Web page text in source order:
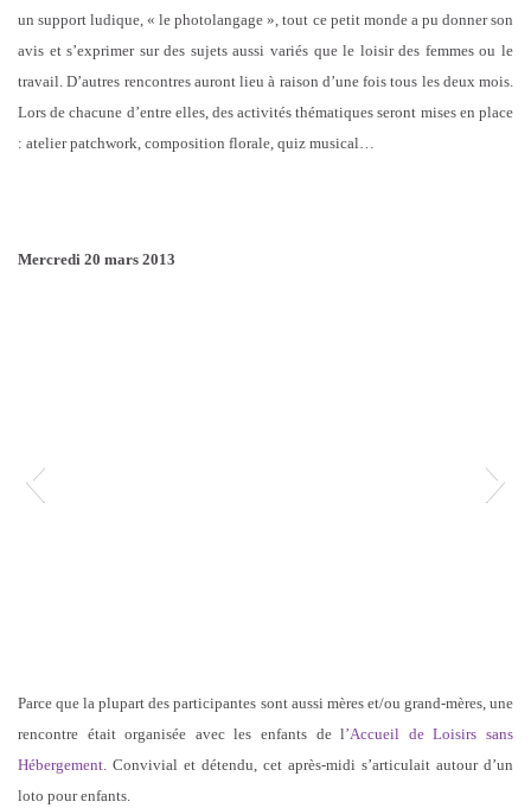
un support ludique, « le photolangage », tout ce petit monde a pu donner son
avis et s’exprimer sur des sujets aussi variés que le loisir des femmes ou le
travail. D’autres rencontres auront lieu à raison d’une fois tous les deux mois.
Lors de chacune d’entre elles, des activités thématiques seront mises en place
: atelier patchwork, composition florale, quiz musical…
Mercredi 20 mars 2013
Parce que la plupart des participantes sont aussi mères et/ou grand-mères, une
rencontre était organisée avec les enfants de l’Accueil de Loisirs sans
Hébergement . Convivial et détendu, cet après-midi s’articulait autour d’un
loto pour enfants.